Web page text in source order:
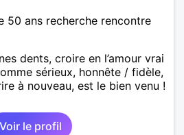
50 ans recherche rencontre
dents, croire en l’amour vrai
sérieux, honnête / fidèle,
à nouveau, est le bien venu !
Voir le profil